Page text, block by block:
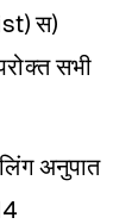
स)
सभी
अनुपात